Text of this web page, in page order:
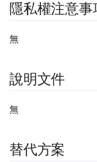
隱私權注意事
無
說明文件
無
替代方案